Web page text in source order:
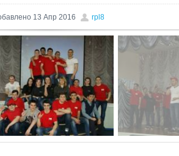
13 Апр 2016 rpl8